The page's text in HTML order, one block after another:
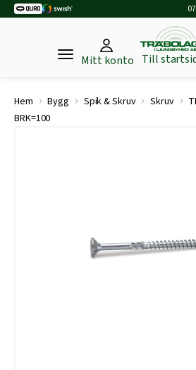
Mitt konto Till
Hem › Bygg › Spik & Skruv › Skruv ›
BRK=100